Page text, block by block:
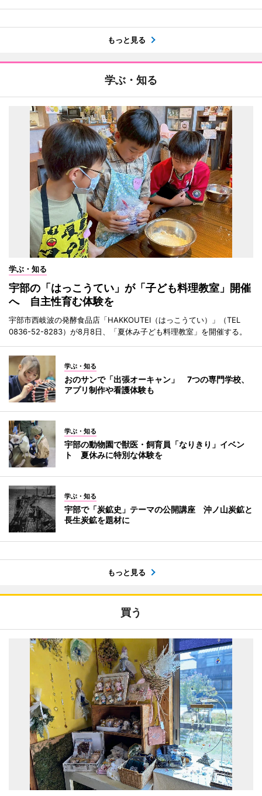
もっと見る
学ぶ・知る
学ぶ・知る
宇部の「はっこうてい」が「子ども料理教室」開催
へ 自主性育む体験を
宇部市西岐波の発酵食品店「HAKKOUTEI（はっこうてい）」（TEL
0836-52-8283）が8月8日、「夏休み子ども料理教室」を開催する。
学ぶ・知る
おのサンで「出張オーキャン」 7つの専門学校、
アプリ制作や看護体験も
学ぶ・知る
宇部の動物園で獣医・飼育員「なりきり」イベン
ト 夏休みに特別な体験を
学ぶ・知る
宇部で「炭鉱史」テーマの公開講座 沖ノ山炭鉱と
長生炭鉱を題材に
もっと見る
買う